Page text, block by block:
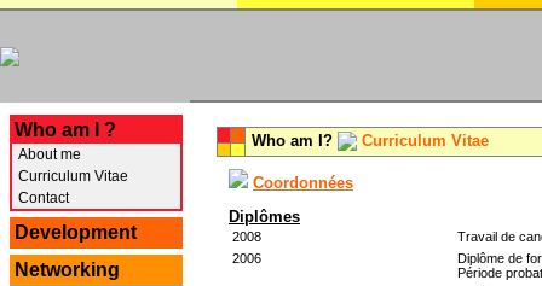
Who am I ?
About me
Curriculum Vitae
Contact
Development
Networking
Who am I? Curriculum Vitae
Coordonnées
Diplômes
2008
Travail de
2006
Diplôme de
Période